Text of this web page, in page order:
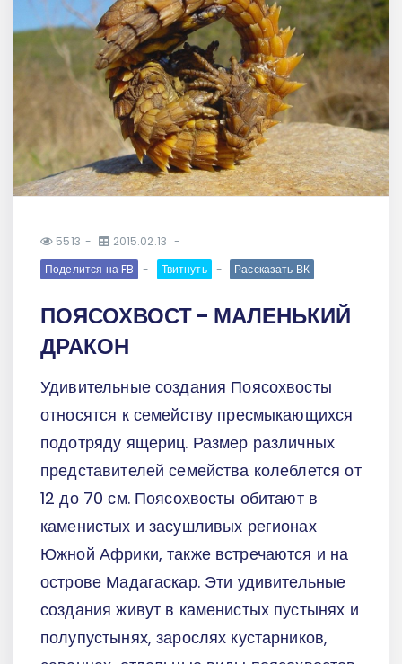
5513
2015.02.13
Поделится на FB
Твитнуть Рассказать ВК
ПОЯСОХВОСТ - МАЛЕНЬКИЙ
ДРАКОН
Удивительные создания Поясохвосты
относятся к семейству пресмыкающихся
подотряду ящериц. Размер различных
представителей семейства колеблется от
12 до 70 см. Поясохвосты обитают в
каменистых и засушливых регионах
Южной Африки, также встречаются и на
острове Мадагаскар. Эти удивительные
создания живут в каменистых пустынях и
полупустынях, зарослях кустарников,